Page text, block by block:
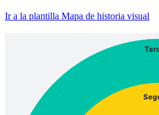
Ir a la plantilla Mapa de historia visual